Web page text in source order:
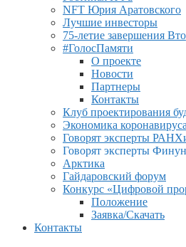
NFT Юрия Аратовского
Лучшие инвесторы
75-летие завершения
#ГолосПамяти
О проекте
Новости
Партнеры
Контакты
Клуб проектирования
Экономика коронавируса
Говорят эксперты
Говорят эксперты
Арктика
Гайдаровский форум
Конкурс «Цифровой
Положение
Заявка/Скачать
Контакты